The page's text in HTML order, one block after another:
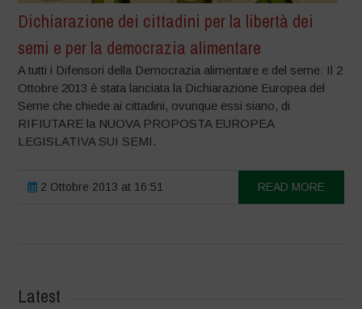
Dichiarazione dei cittadini per la libertà dei
semi e per la democrazia alimentare
A tutti i Difensori della Democrazia alimentare e del seme: Il 2
Ottobre 2013 è stata lanciata la Dichiarazione Europea del
Seme che chiede ai cittadini, ovunque essi siano, di
RIFIUTARE la NUOVA PROPOSTA EUROPEA
LEGISLATIVA SUI SEMI.
2 Ottobre 2013 at 16:51 READ MORE
Latest